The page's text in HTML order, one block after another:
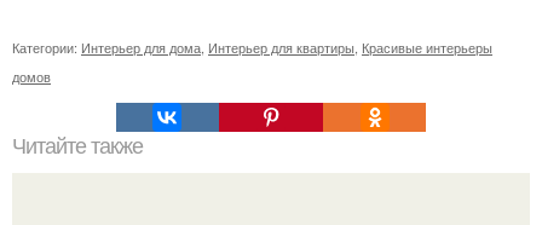
Категории: Интерьер для дома Интерьер для квартиры Красивые интерьеры
домов
Читайте также